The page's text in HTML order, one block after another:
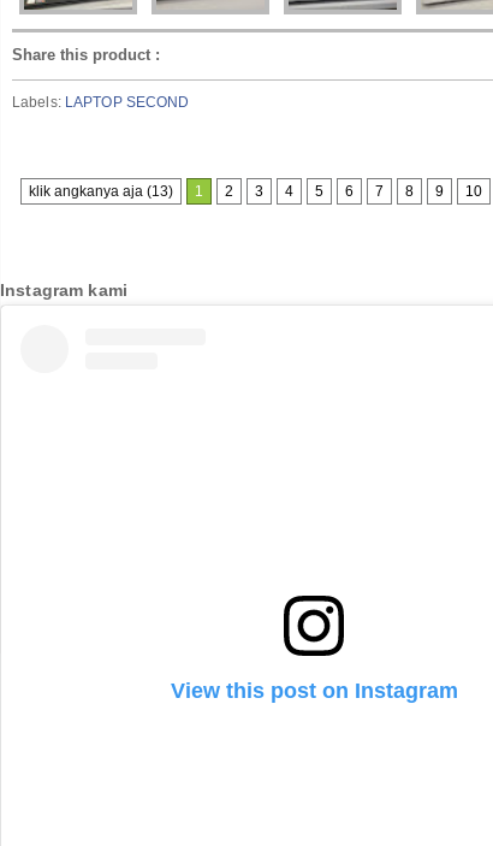
Share this product :
Labels: LAPTOP SECOND
klik angkanya aja (13) 1 2 3 4 5 6 7 8 9 10
Instagram kami
View this post on Instagram